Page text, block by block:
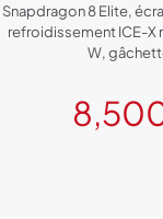
Snapdragon 8 Elite,
refroidissement ICE-X
W,